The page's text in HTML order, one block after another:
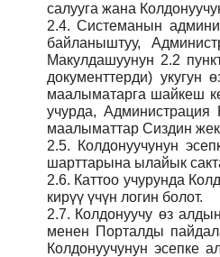
салууга жана
2.4.Системанын
байланыштуу,
Макулдашуунун 2.2
документтерди) укугун
маалыматарга шайкеш
учурда, Администрация
маалыматтар Сиздин
2.5.
Колдонуучунун
шарттарына ылайык
2.6. Каттоо учурунда
кирүү үчүн логин болот.
2.7. Колдонуучу өз
менен Порталды
Колдонуучунун эсепке